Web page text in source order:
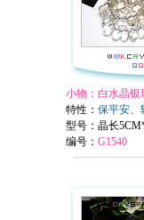
小物：白水晶银
特性： 保平安、
型号 ：晶长
编号： G1540